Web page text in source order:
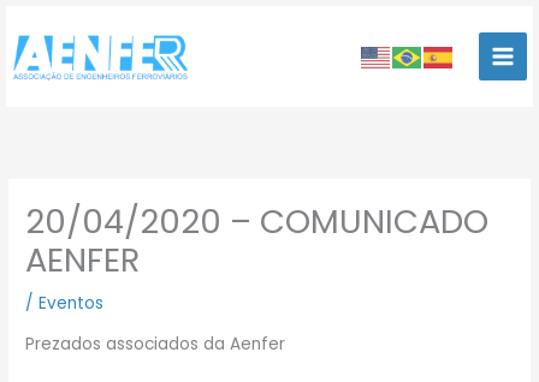
para
conteúdo
20/04/2020 – COMUNICADO
AENFER
/Eventos
Prezados associados da Aenfer